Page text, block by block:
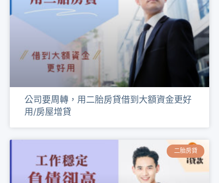
公司要周轉，用二胎房貸借到大額資金更好
用/房屋增貸
二胎房貸